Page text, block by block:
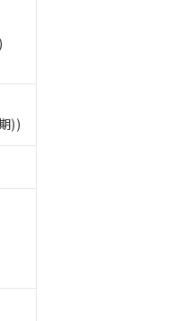
))
様担当のオムロン制御機
可能な商品です。
える予定のある商品です。
対応品を出す予定はありま
または確認中の商品です。
です。
た場合などやむを得ず変
ジフェニルエーテル類(PBDE)
ンジル（BBP） 1000ppm以下、フ
示します。
タル酸ブチルベンジル) : 1000ppm
はその他武器並びにこれら